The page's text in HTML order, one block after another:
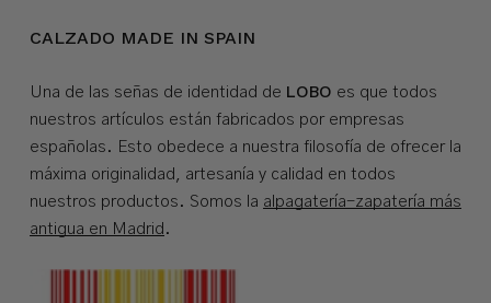
CALZADO MADE IN SPAIN
Una de las señas de identidad de LOBO es que todos
nuestros artículos están fabricados por empresas
españolas. Esto obedece a nuestra filosofía de ofrecer la
máxima originalidad, artesanía y calidad en todos
nuestros productos. Somos la alpagatería-zapatería más
antigua en Madrid .